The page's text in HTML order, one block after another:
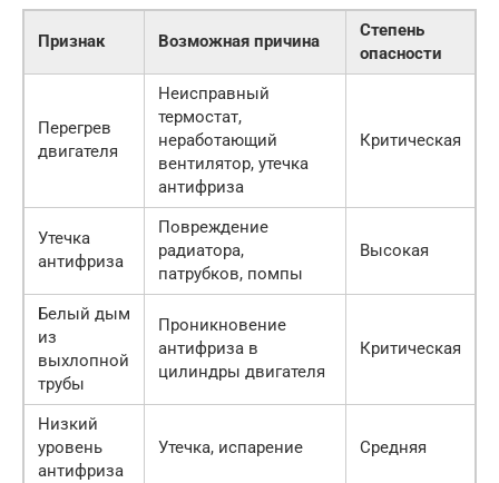
Признак Возможная причина
Степень
опасности
Перегрев
двигателя
Неисправный
термостат,
неработающий
вентилятор, утечка
антифриза
Критическая
Утечка
антифриза
Повреждение
радиатора,
патрубков, помпы
Высокая
Белый дым
из
выхлопной
трубы
Проникновение
антифриза в
цилиндры двигателя
Критическая
Низкий
уровень
антифриза
Утечка, испарение Средняя